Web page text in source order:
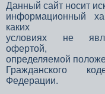
Данный сайт носит
информационный
каких
условиях не
офертой,
определяемой
Гражданского
Федерации.